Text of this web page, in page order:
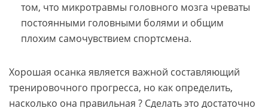
том, что микротравмы головного мозга чреваты
постоянными головными болями и общим
плохим самочувствием спортсмена.
Хорошая осанка является важной составляющий
тренировочного прогресса, но как определить,
насколько она правильная ? Сделать это достаточно